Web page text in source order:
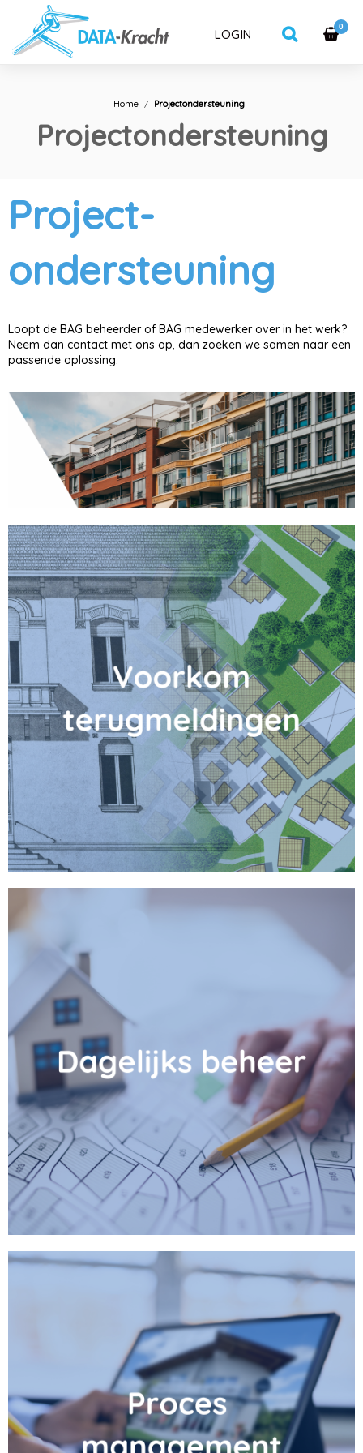
LOGIN
0
Home Projectondersteuning
Projectondersteuning
Project-
ondersteuning
Loopt de BAG beheerder of BAG medewerker over in het werk?
Neem dan contact met ons op, dan zoeken we samen naar een
passende oplossing.